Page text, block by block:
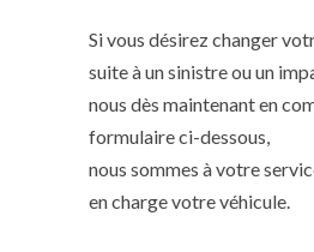
Si vous désirez changer
suite à un sinistre ou un
nous dès maintenant en
formulaire ci-dessous,
nous sommes à votre
en charge votre véhicule.